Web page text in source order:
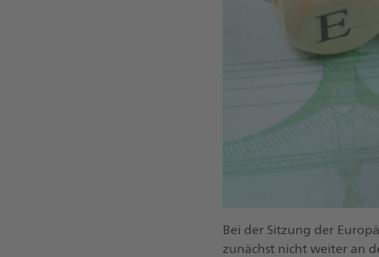
Bei der Sitzung der
zunächst nicht weiter an